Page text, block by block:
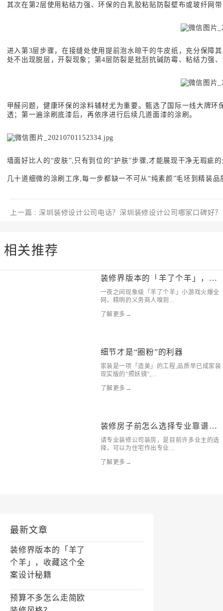
其次在第2层使用粘结力强、环保的白乳胶粘贴防裂壁布或玻纤网
进入第3层步骤，在接缝处使用提前泡水晾干的牛皮纸，充分保障
处不出现脱层，开裂现象；第4层防裂是批刮抗碱防霉、粘结力强
甲醛问题，健康环保的涂料辅材尤为重要。甄选了国际一线大牌
透；第一遍涂刷底漆后，再依序进行后续几道面漆的涂刷。
墙面好比人的“皮肤”,只有到位的“护肤”步骤,才能展现干净无瑕疵
几十道细微的涂刷工序,每一步都缺一不可从“纯素颜”毛坯到精装
上一篇 : 深圳装修设计公司电话？深圳装修设计公司哪家口碑好？
相关推荐
装修界版本的「羊了个羊」，收
一夜之间现象级「羊了个羊」小游戏火爆全
网，精明的义务商人嗅到...
了解更多→
细节才是“圈粉”的利器
家装是一项「造美」的工程,品质早已成家装
现实版的“照妖镜”,...
了解更多→
装修房子前怎么选择专业靠谱的
请专业装修公司装房，是目前许多业主的选
择，可以为住宅作出专业...
了解更多→
最新文章
装修界版本的「羊了
个羊」，收藏这个全
案设计秘籍
预算不多怎么走简欧